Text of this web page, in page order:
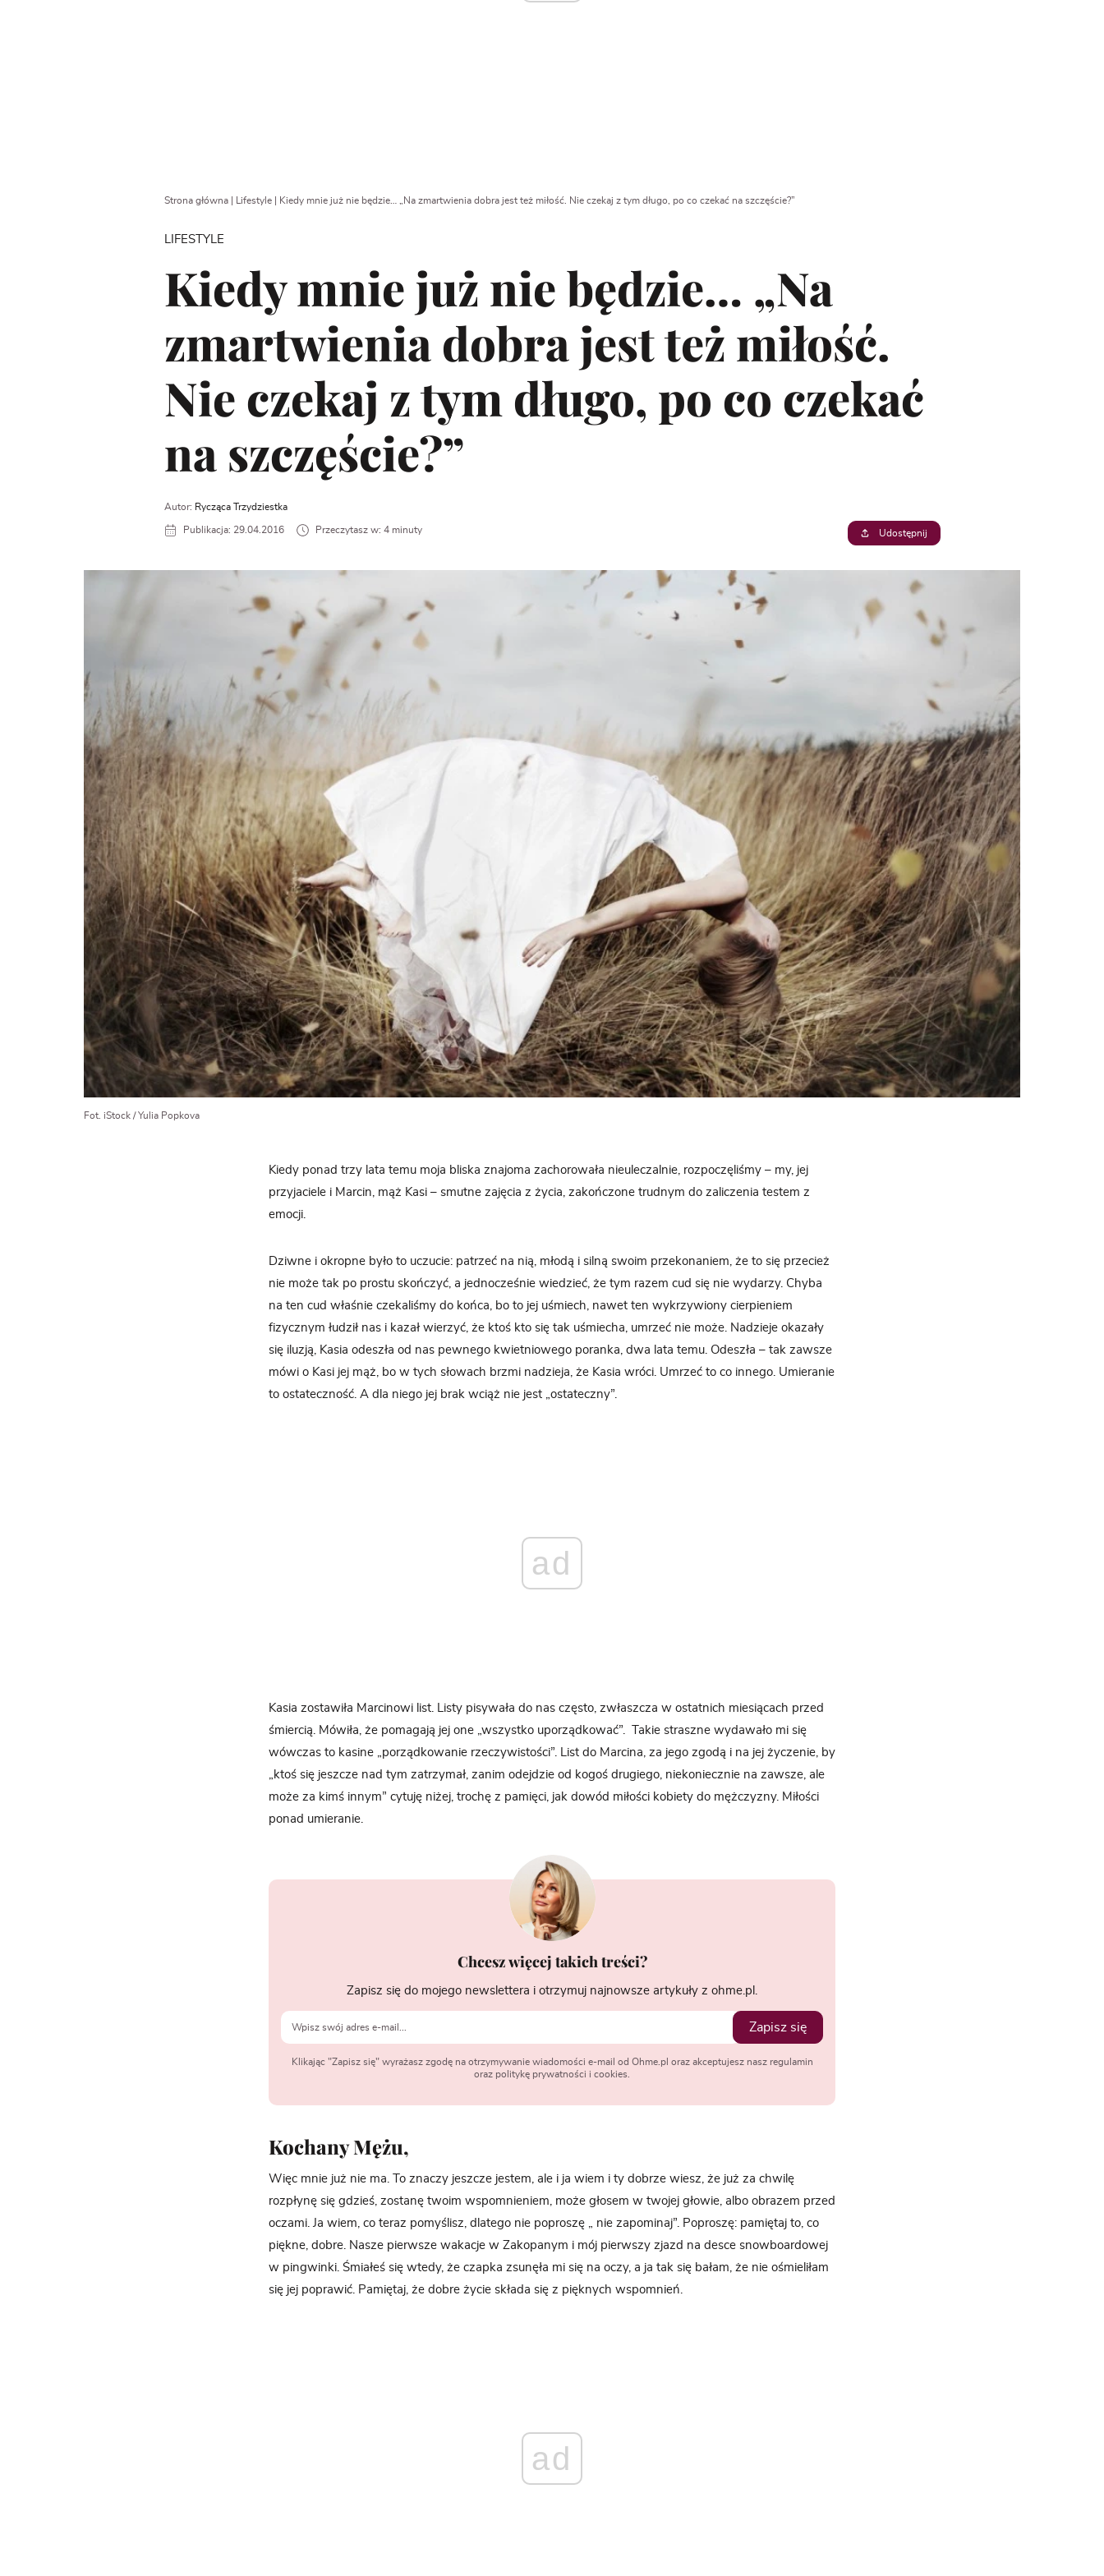
Strona główna| Lifestyle| Kiedy mnie już nie będzie… „Na zmartwienia dobra jest też miłość. Nie czekaj z tym długo, po co czekać na szczęście?”
LIFESTYLE
Kiedy mnie już nie będzie… „Na
zmartwienia dobra jest też miłość.
Nie czekaj z tym długo, po co czekać
na szczęście?”
Autor: Rycząca Trzydziestka
Publikacja: 29.04.2016 Przeczytasz w: 4 minuty Udostępnij
Fot. iStock / Yulia Popkova
Kiedy ponad trzy lata temu moja bliska znajoma zachorowała nieuleczalnie, rozpoczęliśmy – my, jej
przyjaciele i Marcin, mąż Kasi – smutne zajęcia z życia, zakończone trudnym do zaliczenia testem z
emocji.
Dziwne i okropne było to uczucie: patrzeć na nią, młodą i silną swoim przekonaniem, że to się przecież
nie może tak po prostu skończyć, a jednocześnie wiedzieć, że tym razem cud się nie wydarzy. Chyba
na ten cud właśnie czekaliśmy do końca, bo to jej uśmiech, nawet ten wykrzywiony cierpieniem
fizycznym łudził nas i kazał wierzyć, że ktoś kto się tak uśmiecha, umrzeć nie może. Nadzieje okazały
się iluzją, Kasia odeszła od nas pewnego kwietniowego poranka, dwa lata temu. Odeszła – tak zawsze
mówi o Kasi jej mąż, bo w tych słowach brzmi nadzieja, że Kasia wróci. Umrzeć to co innego. Umieranie
to ostateczność. A dla niego jej brak wciąż nie jest „ostateczny”.
ad
Kasia zostawiła Marcinowi list. Listy pisywała do nas często, zwłaszcza w ostatnich miesiącach przed
śmiercią. Mówiła, że pomagają jej one „wszystko uporządkować”. Takie straszne wydawało mi się
wówczas to kasine „porządkowanie rzeczywistości”. List do Marcina, za jego zgodą i na jej życzenie, by
„ktoś się jeszcze nad tym zatrzymał, zanim odejdzie od kogoś drugiego, niekoniecznie na zawsze, ale
może za kimś innym” cytuję niżej, trochę z pamięci, jak dowód miłości kobiety do mężczyzny. Miłości
ponad umieranie.
Chcesz więcej takich treści?
Zapisz się do mojego newslettera i otrzymuj najnowsze artykuły z ohme.pl.
Zapisz się
Klikając "Zapisz się" wyrażasz zgodę na otrzymywanie wiadomości e-mail od Ohme.pl oraz akceptujesz nasz regulamin
oraz politykę prywatności i cookies.
Kochany Mężu,
Więc mnie już nie ma. To znaczy jeszcze jestem, ale i ja wiem i ty dobrze wiesz, że już za chwilę
rozpłynę się gdzieś, zostanę twoim wspomnieniem, może głosem w twojej głowie, albo obrazem przed
oczami. Ja wiem, co teraz pomyślisz, dlatego nie poproszę „ nie zapominaj”. Poproszę: pamiętaj to, co
piękne, dobre. Nasze pierwsze wakacje w Zakopanym i mój pierwszy zjazd na desce snowboardowej
w pingwinki. Śmiałeś się wtedy, że czapka zsunęła mi się na oczy, a ja tak się bałam, że nie ośmieliłam
się jej poprawić. Pamiętaj, że dobre życie składa się z pięknych wspomnień.
ad